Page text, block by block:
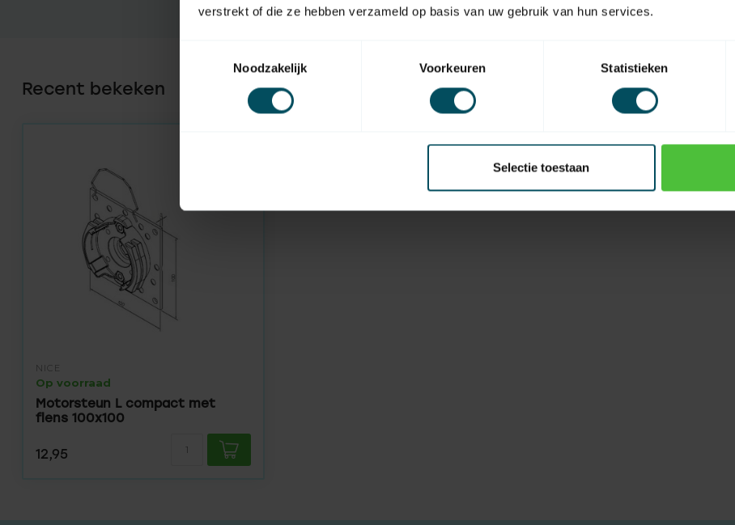
verstrekt of die ze hebben verzameld op basis van uw gebruik van hun services.
Noodzakelijk
Voorkeuren Statistieken
Selectie toestaan
Recent bekeken
NICE
Op voorraad
Motorsteun L compact met
flens 100x100
12,95